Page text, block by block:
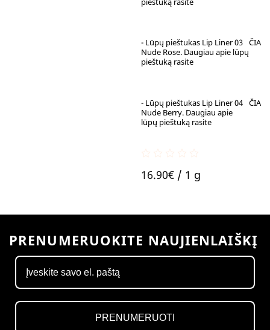
- Lūpų pieštukas Lip Liner 03
Nude Rose. Daugiau apie lūpų
pieštuką rasite
ČIA
- Lūpų pieštukas Lip Liner 04
Nude Berry. Daugiau apie
lūpų pieštuką rasite
ČIA
out
16.90€/ 1 g
PRENUMERUOKITE NAUJIENLAIŠKĮ
PRENUMERUOTI